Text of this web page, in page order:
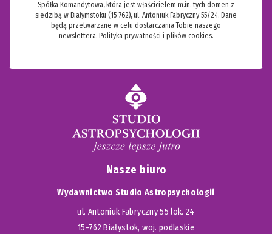
Spółka Komandytowa, która jest właścicielem m.in. tych domen z
siedzibą w Białymstoku (15-762), ul. Antoniuk Fabryczny 55/24. Dane
będą przetwarzane w celu dostarczania Tobie naszego
newslettera. Polityka prywatności i plików cookies.
Nasze biuro
Wydawnictwo Studio Astropsychologii
ul. Antoniuk Fabryczny 55 lok. 24
15-762 Białystok, woj. podlaskie